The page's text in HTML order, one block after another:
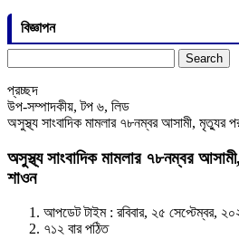
বিজ্ঞাপন
for:
প্রচ্ছদ
উপ-সম্পাদকীয়,টপ ৬, লিড
অসুস্থ্য সাংবাদিক মামলার ৭৮নম্বর আসামী, মৃত্যুর
অসুস্থ্য সাংবাদিক মামলার ৭৮নম্বর
শাওন
আপডেট টাইম : রবিবার, ২৫ সেপ্টেম্বর,
৭১২ বার পঠিত